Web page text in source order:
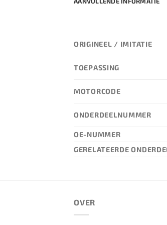
ORIGINEEL / IMITATIE
TOEPASSING
MOTORCODE
ONDERDEELNUMMER
OE-NUMMER
GERELATEERDE
OVER